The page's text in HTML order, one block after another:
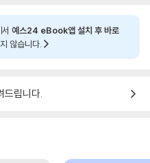
예스24 eBook앱 설치 후 바로
않습니다.
드립니다.